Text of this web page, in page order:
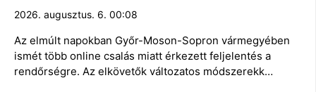
2026. augusztus. 6. 00:08
Az elmúlt napokban Győr-Moson-Sopron vármegyében
ismét több online csalás miatt érkezett feljelentés a
rendőrségre. Az elkövetők változatos módszerekk…